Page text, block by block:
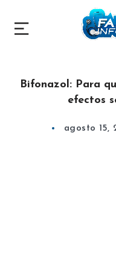
Bifonazol: Para
efectos
agosto 15,